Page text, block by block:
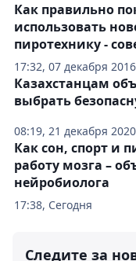
17:32, 07 декабря 2016
Как правильно
использовать
пиротехнику -
08:19, 21 декабря 2020
Казахстанцам
выбрать
17:38, Сегодня
Как сон, спорт и
работу мозга –
нейробиолога
Следите за